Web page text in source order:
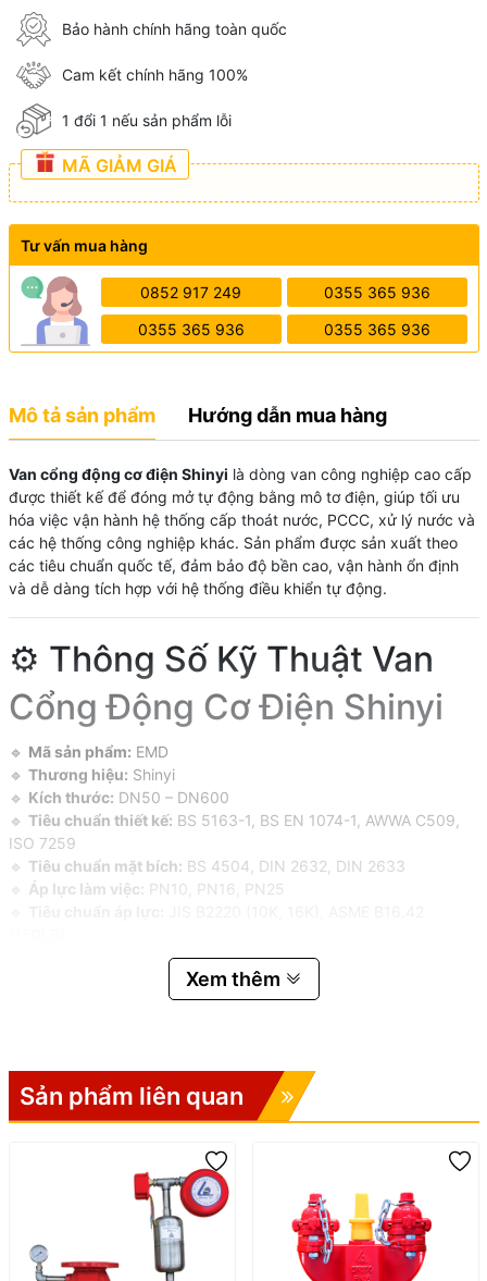
Bảo hành chính hãng toàn quốc
Cam kết chính hãng 100%
1 đổi 1 nếu sản phẩm lỗi
MÃ GIẢM GIÁ
Tư vấn mua hàng
0852 917 249 0355 365 936
0355 365 936 0355 365 936
Mô tả sản phẩm Hướng dẫn mua hàng
Van cổng động cơ điện Shinyi là dòng van công nghiệp cao cấp
được thiết kế để đóng mở tự động bằng mô tơ điện, giúp tối ưu
hóa việc vận hành hệ thống cấp thoát nước, PCCC, xử lý nước và
các hệ thống công nghiệp khác. Sản phẩm được sản xuất theo
các tiêu chuẩn quốc tế, đảm bảo độ bền cao, vận hành ổn định
và dễ dàng tích hợp với hệ thống điều khiển tự động.
⚙️ Thông Số Kỹ Thuật Van
Cổng Động Cơ Điện Shinyi
🔹 Mã sản phẩm: EMD
🔹 Thương hiệu: Shinyi
🔹 Kích thước: DN50 – DN600
🔹 Tiêu chuẩn thiết kế: BS 5163-1, BS EN 1074-1, AWWA C509,
ISO 7259
🔹 Tiêu chuẩn mặt bích: BS 4504, DIN 2632, DIN 2633
🔹 Áp lực làm việc: PN10, PN16, PN25
-10°C đến 80°C
Hệ thống nước sạch, nước thải, PCCC,
🌟 Ưu Điểm Nổi Bật Của Van
Cổng Động Cơ Điện Shinyi
Điều khiển hoàn toàn tự động giúp giảm nhân công vận hành.
Đóng mở chính xác và ổn định
, phù hợp với các hệ thống tự
Kết nối với tủ điều khiển PLC, SCADA
hoặc hệ thống điều
Xem thêm
Sản phẩm liên quan